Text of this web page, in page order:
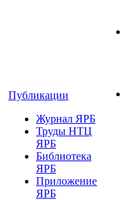
Публикации
Журнал ЯРБ
Труды НТЦ
ЯРБ
Библиотека
ЯРБ
Приложение
ЯРБ